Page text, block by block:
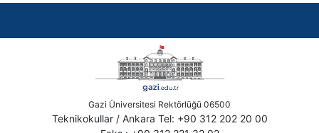
Gazi Üniversitesi Rektörlüğü 06500
Teknikokullar / Ankara Tel: +90 312 202 20 00